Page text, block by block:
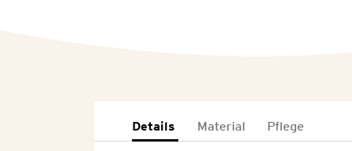
Details Material Pflege